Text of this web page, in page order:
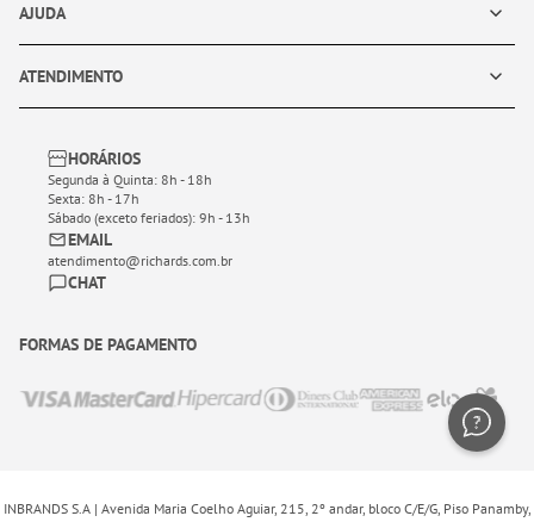
AJUDA
ATENDIMENTO
HORÁRIOS
Segunda à Quinta: 8h - 18h
Sexta: 8h - 17h
Sábado (exceto feriados): 9h - 13h
EMAIL
atendimento@richards.com.br
CHAT
FORMAS DE PAGAMENTO
INBRANDS S.A | Avenida Maria Coelho Aguiar, 215, 2º andar, bloco C/E/G, Piso Panamby,